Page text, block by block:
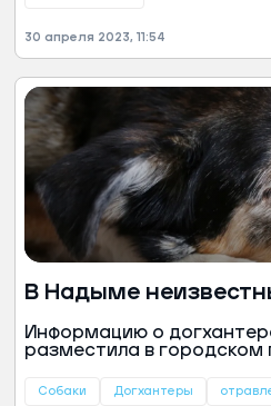
30 апреля 2023, 11:54
В Надыме
Информацию о
разместила в городском
Собаки Догхантеры